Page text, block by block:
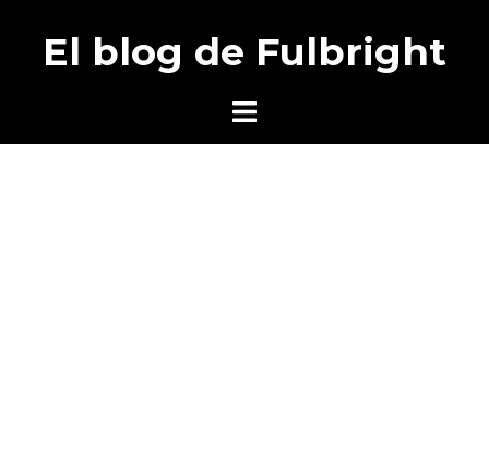
contenidoEl blog de Fulbright
Alternar